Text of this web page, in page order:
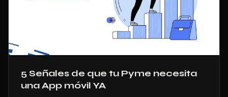
5 Señales de que tu Pyme necesita
una App móvil YA